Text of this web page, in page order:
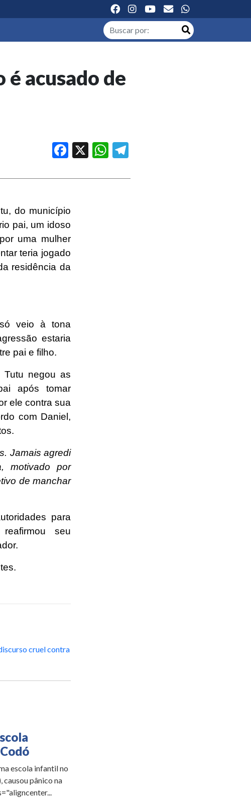
acusado de
Facebook WhatsApp
do município
pai, um idoso
uma mulher
teria jogado
residência da
veio à tona
estaria
pai e filho.
Tutu negou as
após tomar
ele contra sua
com Daniel,
Jamais agredi
motivado por
de manchar
para
seu
cruel contra
escola infantil no
causou pânico na